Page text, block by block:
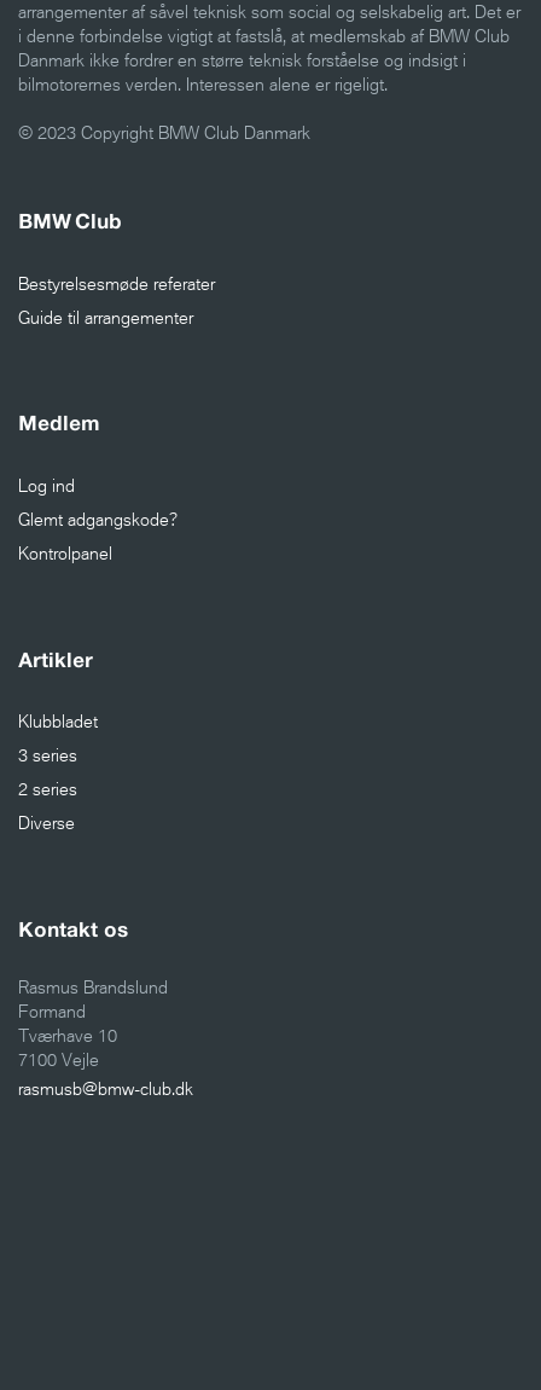
arrangementer af såvel teknisk som social og selskabelig art. Det er
i denne forbindelse vigtigt at fastslå, at medlemskab af BMW Club
Danmark ikke fordrer en større teknisk forståelse og indsigt i
bilmotorernes verden. Interessen alene er rigeligt.
© 2023 Copyright BMW Club Danmark
BMW Club
Bestyrelsesmøde referater
Guide til arrangementer
Medlem
Log ind
Glemt adgangskode?
Kontrolpanel
Artikler
Klubbladet
3 series
2 series
Diverse
Kontakt os
Rasmus Brandslund
Formand
Tværhave 10
7100 Vejle
rasmusb@bmw-club.dk